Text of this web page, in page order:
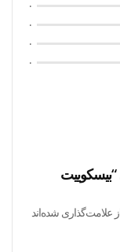
۰
۰
۰
۰
علامت‌گذاری شده‌اند